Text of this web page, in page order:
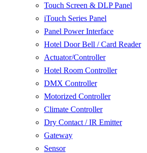
Touch Screen & DLP Panel
iTouch Series Panel
Panel Power Interface
Hotel Door Bell / Card Reader
Actuator/Controller
Hotel Room Controller
DMX Controller
Motorized Controller
Climate Controller
Dry Contact / IR Emitter
Gateway
Sensor